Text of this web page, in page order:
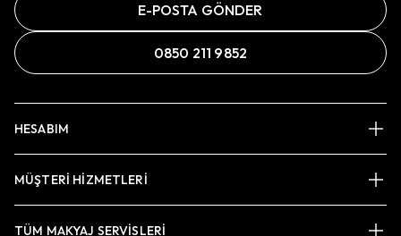
E-POSTA GÖNDER
0850 211 9852
HESABIM
MÜŞTERİ HİZMETLERİ
TÜM MAKYAJ SERVİSLERİ